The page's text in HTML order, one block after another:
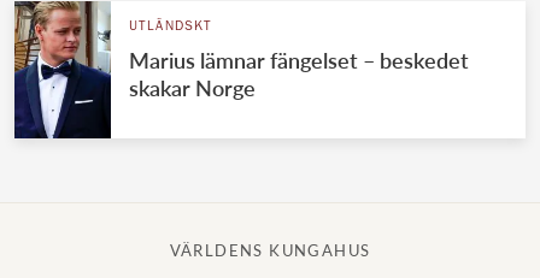
UTLÄNDSKT
Marius lämnar fängelset – beskedet
skakar Norge
VÄRLDENS KUNGAHUS